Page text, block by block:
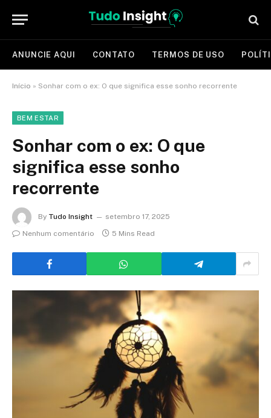
ANUNCIE AQUI CONTATO TERMOS DE USO
Início » Sonhar com o ex: O que significa esse sonho recorrente
BEM ESTAR
Sonhar com o ex: O que
significa esse sonho
recorrente
By Tudo Insight
setembro 17, 2025
Nenhum comentário
5 Mins Read